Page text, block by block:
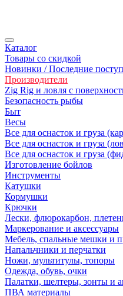
Каталог
Товары со скидкой
Новинки / Последние
Производители
Zig Rig и ловля с
Безoпасность рыбы
Быт
Весы
Все для оснасток и груза
Все для оснасток и груза
Все для оснасток и груза
Изготовление бойлов
Инструменты
Катушки
Кормушки
Крючки
Лески, флюрокарбон,
Маркерование и аксессуары
Мебель, спальные мешки и
Напальчники и перчатки
Ножи, мультитулы, топоры
Одежда, обувь, очки
Палатки, шелтеры, зонты и
ПВА материалы